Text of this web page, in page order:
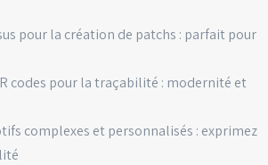
pour la création de patchs : parfait pour
codes pour la traçabilité : modernité et
complexes et personnalisés : exprimez